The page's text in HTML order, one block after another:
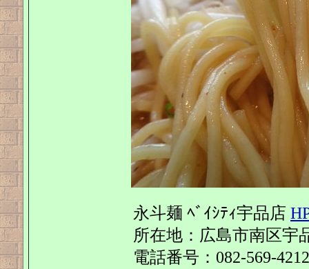
永斗麺 ﾍﾞｲｼﾃｨ宇品店
所在地：広島市南区宇
電話番号：082-569-